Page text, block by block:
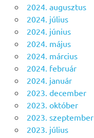
2024. augusztus
2024. július
2024. június
2024. május
2024. március
2024. február
2024. január
2023. december
2023. október
2023. szeptember
2023. július